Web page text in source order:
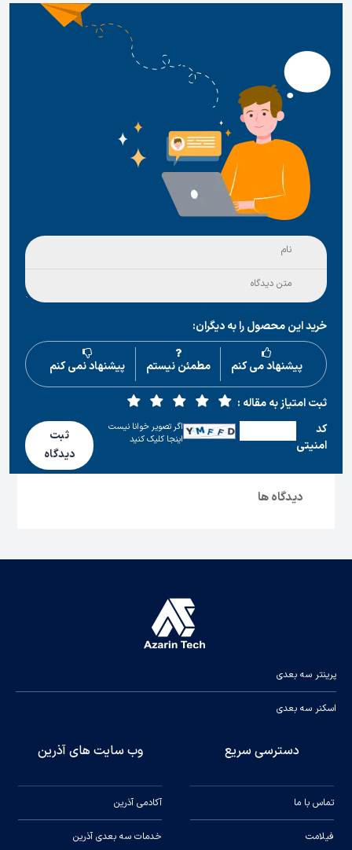
خرید این محصول را به دیگران:
پیشنهاد می کنم مطمئن نیستم پیشنهاد نمی کنم
ثبت امتیاز به مقاله :
كد
امنیتی
اگر تصویر خوانا نیست
اینجا کلیک کنید
ثبت
دیدگاه
دیدگاه ها
پرینتر سه بعدی
اسکنر سه بعدی
دسترسی سریع
تماس با ما
فیلامت
وب سایت های آذرین
آکادمی آذرین
خدمات سه بعدی آذرین